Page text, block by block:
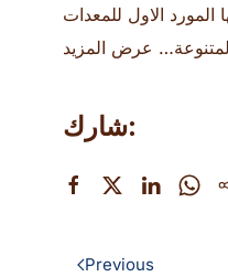
المورد الاول للمعدات
عرض المزيد
شارك:
Previous